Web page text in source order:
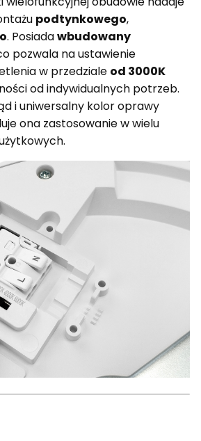
podtynkowego,
. Posiadawbudowany
pozwala na ustawienie
w przedziale od 3000K
od indywidualnych potrzeb.
i uniwersalny kolor oprawy
ona zastosowanie w wielu